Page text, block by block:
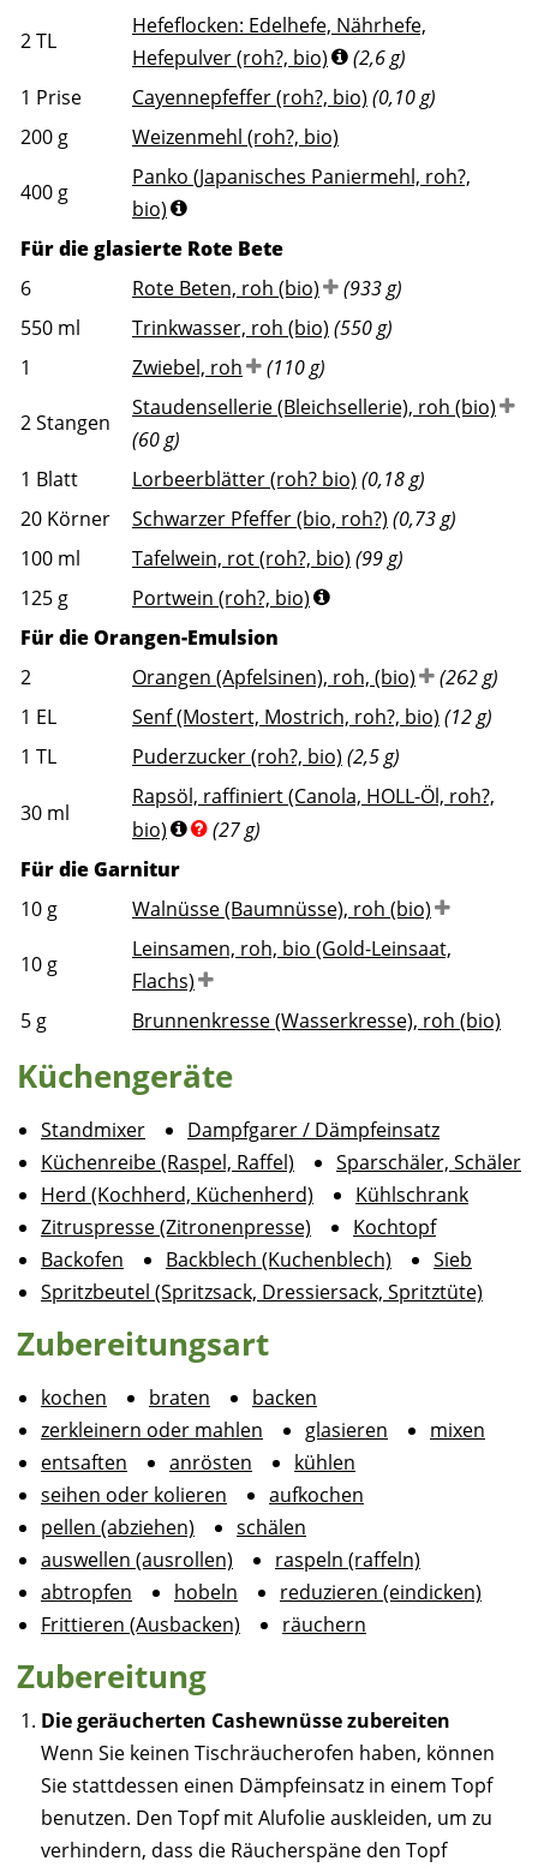
2TL
Hefeflocken: Edelhefe, Nährhefe,
Hefepulver (roh?, bio)
(2,6 g)
1 Prise Cayennepfeffer (roh?, bio) (0,10 g)
200 g Weizenmehl (roh?, bio)
400 g
Panko (Japanisches Paniermehl, roh?,
bio)
Für die glasierte Rote Bete
6
Rote Beten, roh (bio)
(933 g)
550 ml Trinkwasser, roh (bio) (550 g)
1
Zwiebel, roh (110 g)
2Stangen
Staudensellerie (Bleichsellerie), roh (bio)
(60 g)
1 Blatt Lorbeerblätter (roh? bio) (0,18 g)
20 Körner Schwarzer Pfeffer (bio, roh?) (0,73 g)
100 ml Tafelwein, rot (roh?, bio) (99 g)
125 g
Portwein (roh?, bio)
Für die Orangen-Emulsion
2
Orangen (Apfelsinen), roh, (bio)
(262 g)
1 EL Senf (Mostert, Mostrich, roh?, bio) (12 g)
1 TL Puderzucker (roh?, bio) (2,5 g)
30 ml
Rapsöl, raffiniert (Canola, HOLL-Öl, roh?,
bio)
(27 g)
Für die Garnitur
10 g Walnüsse (Baumnüsse), roh (bio)
10 g
Leinsamen, roh, bio (Gold-Leinsaat,
Flachs)
5 g Brunnenkresse (Wasserkresse), roh (bio)
Küchengeräte
Standmixer
Dampfgarer / Dämpfeinsatz
Küchenreibe (Raspel, Raffel)
Sparschäler, Schäler
Herd (Kochherd, Küchenherd)
Kühlschrank
Zitruspresse (Zitronenpresse)
Kochtopf
Backofen
Backblech (Kuchenblech)
Sieb
Spritzbeutel (Spritzsack, Dressiersack, Spritztüte)
Zubereitungsart
kochen braten
backen
zerkleinern oder mahlen
glasieren
mixen
entsaften
anrösten
kühlen
seihen oder kolieren
aufkochen
pellen (abziehen)
schälen
auswellen (ausrollen)
raspeln (raffeln)
abtropfen
hobeln
reduzieren (eindicken)
Frittieren (Ausbacken)
räuchern
Zubereitung
Die geräucherten Cashewnüsse zubereiten
Wenn Sie keinen Tischräucherofen haben, können
Sie stattdessen einen Dämpfeinsatz in einem Topf
benutzen. Den Topf mit Alufolie auskleiden, um zu
verhindern, dass die Räucherspäne den Topf